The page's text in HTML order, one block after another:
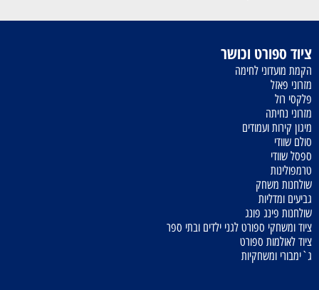
ציוד ספורט וכושר
הקמת מועדוני לחימה
מזרוני פאזל
פלקסי רול
מזרוני נחיתה
מיגון קירות ועמודים
סולם שוודי
ספסל שוודי
טרמפולינות
שולחנות משחק
גביעים ומדליות
שולחנות פינג פונג
ציוד ומשחקי ספורט לגני ילדים ובתי ספר
ציוד לאולמות ספורט
ג`ימבורי ומשחקיות